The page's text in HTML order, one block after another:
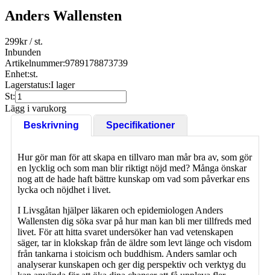
Anders Wallensten
299kr/ st.
Inbunden
Artikelnummer:9789178873739
Enhet:st.
Lagerstatus:I lager
St:
Lägg i varukorg
Beskrivning
Specifikationer
Hur gör man för att skapa en tillvaro man mår bra av, som gör
en lycklig och som man blir riktigt nöjd med? Många önskar
nog att de hade haft bättre kunskap om vad som påverkar ens
lycka och nöjdhet i livet.
I Livsgåtan hjälper läkaren och epidemiologen Anders
Wallensten dig söka svar på hur man kan bli mer tillfreds med
livet. För att hitta svaret undersöker han vad vetenskapen
säger, tar in klokskap från de äldre som levt länge och visdom
från tankarna i stoicism och buddhism. Anders samlar och
analyserar kunskapen och ger dig perspektiv och verktyg du